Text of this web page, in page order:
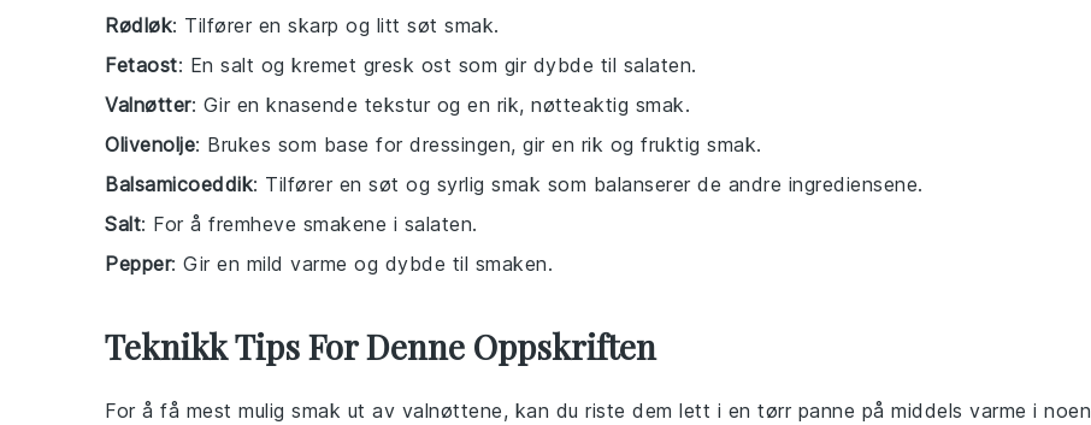
Rødløk: Tilfører en skarp og litt søt smak.
Fetaost: En salt og kremet gresk ost som gir dybde til salaten.
Valnøtter: Gir en knasende tekstur og en rik, nøtteaktig smak.
Olivenolje: Brukes som base for dressingen, gir en rik og fruktig smak.
Balsamicoeddik: Tilfører en søt og syrlig smak som balanserer de andre ingrediensene.
Salt: For å fremheve smakene i salaten.
Pepper: Gir en mild varme og dybde til smaken.
Teknikk Tips For Denne Oppskriften
For å få mest mulig smak ut av valnøttene, kan du riste dem lett i en tørr panne på middels varme i noen